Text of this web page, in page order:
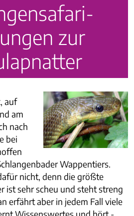
zur
auf
am
nach
bei
Wappentiers.
nicht, denn die größte
ist sehr scheu und steht streng
erfährt aber in jedem Fall viele